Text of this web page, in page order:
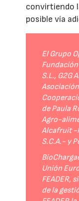
convirtiendo
posible vía
El Grupo
S.L., G2G
de Paula
Agro-
Alcafruit -
S.C.A.- y
Unión
FEADER,
de la